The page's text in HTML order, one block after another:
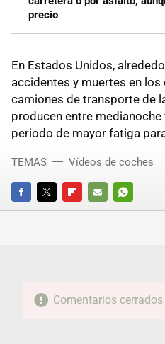
precio
En Estados Unidos,
accidentes y muertes en
camiones de transporte de
producen entre medianoche
periodo de mayor fatiga
FACEBOOKTWITTERFLIPBOARD
E-
WHATSAPP
TEMAS Vídeos de coches
Comentarios cerrados